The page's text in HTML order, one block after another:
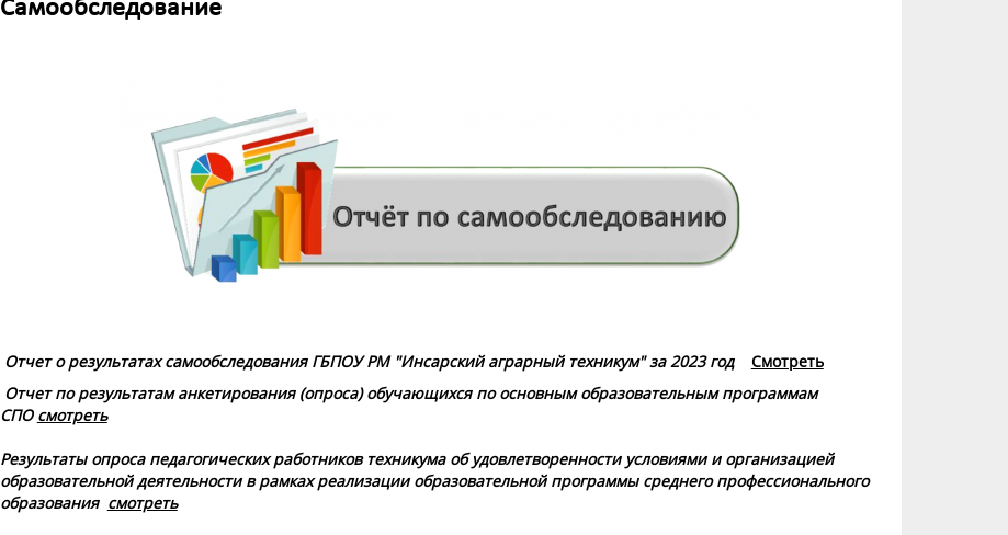
Самообследование
Отчет о результатах самообследования ГБПОУ РМ "Инсарский аграрный техникум" за 2023 год
Смотреть
Отчетпо результатам анкетирования (опроса) обучающихся по основным образовательным программам
СПО cмотреть
Результаты опроса педагогических работников техникума об удовлетворенности условиями и организацией
образовательной деятельности в рамках реализации образовательной программы среднего профессионального
образования смотреть